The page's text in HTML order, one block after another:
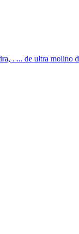
. ... de ultra molino